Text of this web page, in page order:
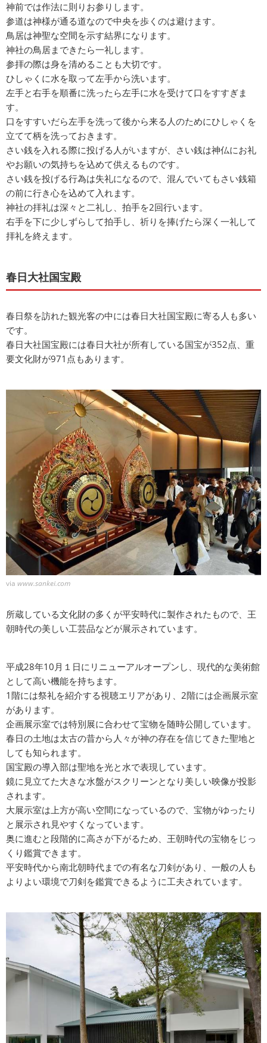
神前では作法に則りお参りします。
参道は神様が通る道なので中央を歩くのは避けます。
鳥居は神聖な空間を示す結界になります。
神社の鳥居まできたら一礼します。
参拝の際は身を清めることも大切です。
ひしゃくに水を取って左手から洗います。
左手と右手を順番に洗ったら左手に水を受けて口をすすぎま
す。
口をすすいだら左手を洗って後から来る人のためにひしゃくを
立てて柄を洗っておきます。
さい銭を入れる際に投げる人がいますが、さい銭は神仏にお礼
やお願いの気持ちを込めて供えるものです。
さい銭を投げる行為は失礼になるので、混んでいてもさい銭箱
の前に行き心を込めて入れます。
神社の拝礼は深々と二礼し、拍手を2回行います。
右手を下に少しずらして拍手し、祈りを捧げたら深く一礼して
拝礼を終えます。
春日大社国宝殿
春日祭を訪れた観光客の中には春日大社国宝殿に寄る人も多い
です。
春日大社国宝殿には春日大社が所有している国宝が352点、重
要文化財が971点もあります。
via www.sankei.com
所蔵している文化財の多くが平安時代に製作されたもので、王
朝時代の美しい工芸品などが展示されています。
平成28年10月１日にリニューアルオープンし、現代的な美術館
として高い機能を持ちます。
1階には祭礼を紹介する視聴エリアがあり、2階には企画展示室
があります。
企画展示室では特別展に合わせて宝物を随時公開しています。
春日の土地は太古の昔から人々が神の存在を信じてきた聖地と
しても知られます。
国宝殿の導入部は聖地を光と水で表現しています。
鏡に見立てた大きな水盤がスクリーンとなり美しい映像が投影
されます。
大展示室は上方が高い空間になっているので、宝物がゆったり
と展示され見やすくなっています。
奥に進むと段階的に高さが下がるため、王朝時代の宝物をじっ
くり鑑賞できます。
平安時代から南北朝時代までの有名な刀剣があり、一般の人も
よりよい環境で刀剣を鑑賞できるように工夫されています。